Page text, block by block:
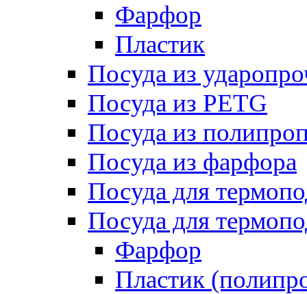
Фарфор
Пластик
Посуда из
Посуда из PETG
Посуда из
Посуда из фарфора
Посуда для
Посуда для
Фарфор
Пластик